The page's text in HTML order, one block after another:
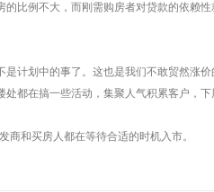
比例不大，而刚需购房者对贷款的依赖
计划中的事了。这也是我们不敢贸然涨价
都在搞一些活动，集聚人气积累客户，
和买房人都在等待合适的时机入市。